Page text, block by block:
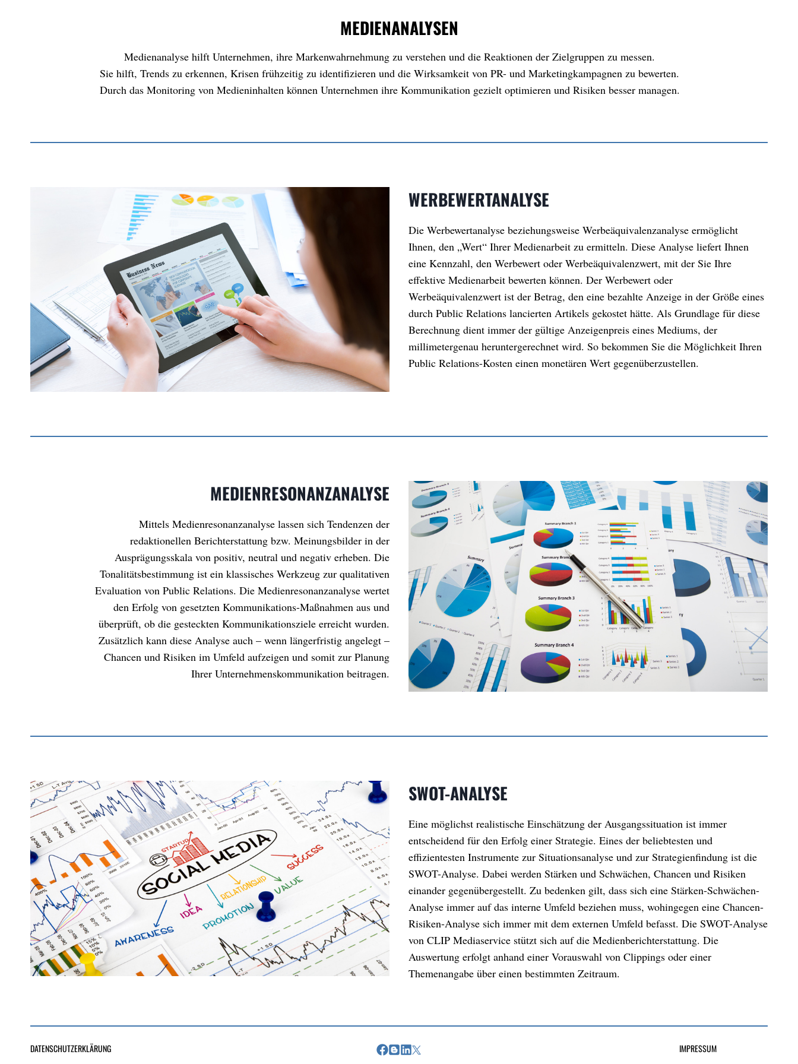
MEDIENANALYSEN
Medienanalyse hilft Unternehmen, ihre Markenwahrnehmung zu verstehen und die Reaktionen der Zielgruppen zu messen.
Sie hilft, Trends zu erkennen, Krisen frühzeitig zu identifizieren und die Wirksamkeit von PR- und Marketingkampagnen zu bewerten.
Durch das Monitoring von Medieninhalten können Unternehmen ihre Kommunikation gezielt optimieren und Risiken besser managen.
WERBEWERTANALYSE
Die Werbewertanalyse beziehungsweise Werbeäquivalenzanalyse ermöglicht
Ihnen, den „Wert“ Ihrer Medienarbeit zu ermitteln. Diese Analyse liefert Ihnen
eine Kennzahl, den Werbewert oder Werbeäquivalenzwert, mit der Sie Ihre
effektive Medienarbeit bewerten können. Der Werbewert oder
Werbeäquivalenzwert ist der Betrag, den eine bezahlte Anzeige in der Größe eines
durch Public Relations lancierten Artikels gekostet hätte. Als Grundlage für diese
Berechnung dient immer der gültige Anzeigenpreis eines Mediums, der
millimetergenau heruntergerechnet wird. So bekommen Sie die Möglichkeit Ihren
Public Relations-Kosten einen monetären Wert gegenüberzustellen.
MEDIENRESONANZANALYSE
Mittels Medienresonanzanalyse lassen sich Tendenzen der
redaktionellen Berichterstattung bzw. Meinungsbilder in der
Ausprägungsskala von positiv, neutral und negativ erheben. Die
Tonalitätsbestimmung ist ein klassisches Werkzeug zur qualitativen
Evaluation von Public Relations. Die Medienresonanzanalyse wertet
den Erfolg von gesetzten Kommunikations-Maßnahmen aus und
überprüft, ob die gesteckten Kommunikationsziele erreicht wurden.
Zusätzlich kann diese Analyse auch – wenn längerfristig angelegt –
Chancen und Risiken im Umfeld aufzeigen und somit zur Planung
Ihrer Unternehmenskommunikation beitragen.
SWOT-ANALYSE
Eine möglichst realistische Einschätzung der Ausgangssituation ist immer
entscheidend für den Erfolg einer Strategie. Eines der beliebtesten und
effizientesten Instrumente zur Situationsanalyse und zur Strategienfindung ist die
SWOT-Analyse. Dabei werden Stärken und Schwächen, Chancen und Risiken
einander gegenübergestellt. Zu bedenken gilt, dass sich eine Stärken-Schwächen-
Analyse immer auf das interne Umfeld beziehen muss, wohingegen eine Chancen-
Risiken-Analyse sich immer mit dem externen Umfeld befasst. Die SWOT-Analyse
von CLIP Mediaservice stützt sich auf die Medienberichterstattung. Die
Auswertung erfolgt anhand einer Vorauswahl von Clippings oder einer
Themenangabe über einen bestimmten Zeitraum.
DATENSCHUTZERKLÄRUNG IMPRESSUM